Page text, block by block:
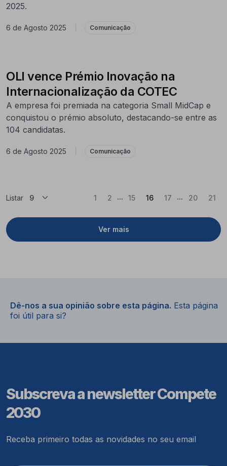
2025.
6 de Agosto 2025 Comunicação
OLI vence Prémio Inovação na
Internacionalização da COTEC
A empresa foi premiada na categoria Small MidCap e
conquistou o prémio absoluto, destacando-se entre as
104 candidatas.
6 de Agosto 2025 Comunicação
Listar
Ver mais
1 2 ... 15 16(Atual)
17 ... 20 21
Dê-nos a sua opinião sobre esta página. Esta página
foi útil para si?
Subscreva a newsletter Compete
2030
Receba primeiro todas as novidades no seu email